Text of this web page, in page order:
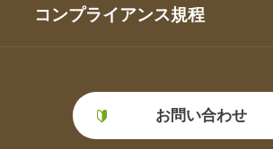
コンプライアンス規程
お問い合わせ